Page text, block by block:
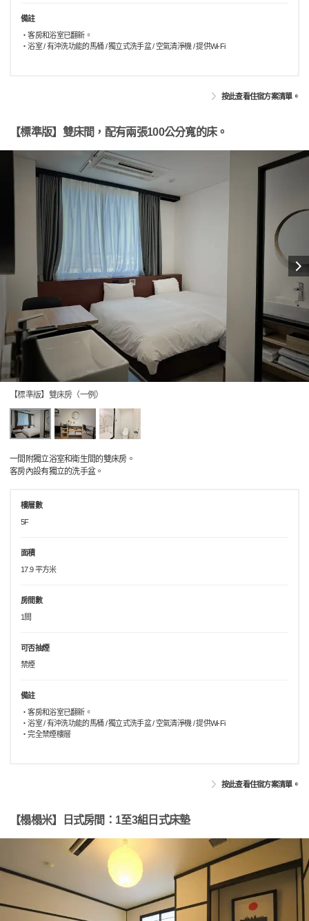
備註
・客房和浴室已翻新。
・浴室 / 有沖洗功能的馬桶 / 獨立式洗手盆 / 空氣清淨機 / 提供Wi-Fi
按此查看住宿方案清單。
【標準版】雙床間，配有兩張100公分寬的床。
【標準版】雙床房（一例）
一間附獨立浴室和衛生間的雙床房。
客房內設有獨立的洗手盆。
樓層數
5F
面積
17.9 平方米
房間數
1間
可否抽煙
禁煙
備註
・客房和浴室已翻新。
・浴室 / 有沖洗功能的馬桶 / 獨立式洗手盆 / 空氣清淨機 / 提供Wi-Fi
・完全禁煙樓層
按此查看住宿方案清單。
【榻榻米】日式房間：1至3組日式床墊